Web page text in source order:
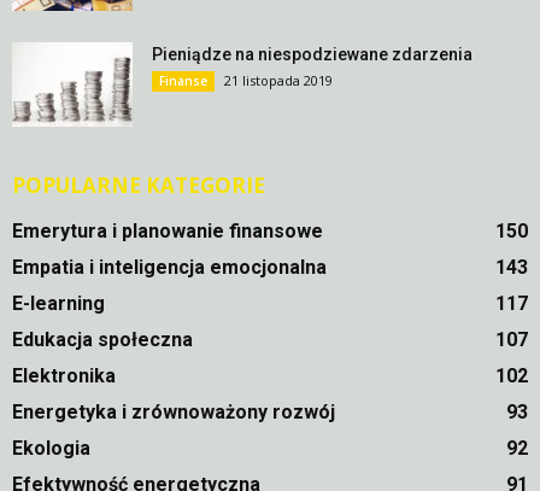
Pieniądze na niespodziewane zdarzenia
Finanse 21 listopada 2019
POPULARNE KATEGORIE
Emerytura i planowanie finansowe
150
Empatia i inteligencja emocjonalna
143
E-learning
117
Edukacja społeczna
107
Elektronika
102
Energetyka i zrównoważony rozwój
93
Ekologia
92
Efektywność energetyczna
91